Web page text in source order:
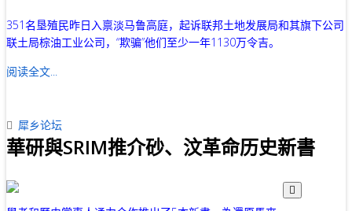
351名垦殖民昨日入禀淡马鲁高庭，起诉联邦土地发展局和其旗下公司
联土局棕油工业公司，“欺骗”他们至少一年1130万令吉。
阅读全文...
犀乡论坛
華研與SRIM推介砂、汶革命历史新書